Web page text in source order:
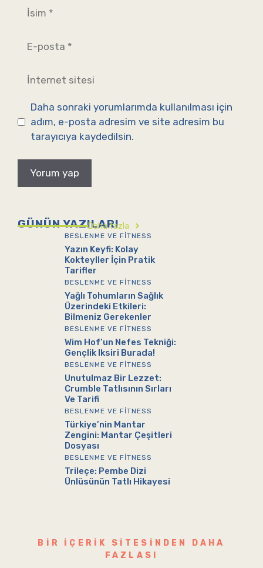
İsim
posta
İnternet
Daha sonraki yorumlarımda kullanılması için
adım, e-posta adresim ve site adresim bu
tarayıcıya kaydedilsin.
GÜNÜN YAZILARI
Daha fazla
BESLENME VE FITNESS
Yazın Keyfi: Kolay
Kokteyller İçin Pratik
Tarifler
BESLENME VE FITNESS
Yağlı Tohumların Sağlık
Üzerindeki Etkileri:
Bilmeniz Gerekenler
BESLENME VE FITNESS
Wim Hof’un Nefes Tekniği:
Gençlik Iksiri Burada!
BESLENME VE FITNESS
Unutulmaz Bir Lezzet:
Crumble Tatlısının Sırları
Ve Tarifi
BESLENME VE FITNESS
Türkiye’nin Mantar
Zengini: Mantar Çeşitleri
Dosyası
BESLENME VE FITNESS
Trileçe: Pembe Dizi
Ünlüsünün Tatlı Hikayesi
BIR IÇERIK SITESINDEN DAHA
FAZLASI